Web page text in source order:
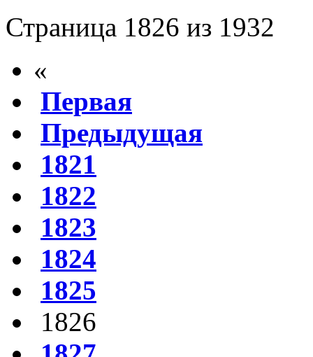
Страница 1826 из 1932
«
Первая
Предыдущая
1821
1822
1823
1824
1825
1826